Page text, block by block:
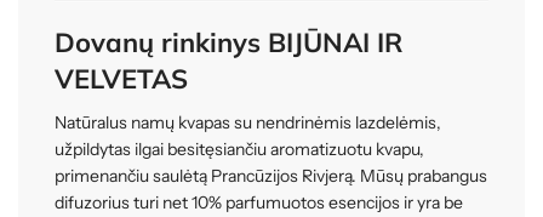
Dovanų rinkinys BIJŪNAI IR
VELVETAS
Natūralus namų kvapas su nendrinėmis lazdelėmis,
užpildytas ilgai besitęsiančiu aromatizuotu kvapu,
primenančiu saulėtą Prancūzijos Rivjerą. Mūsų prabangus
difuzorius turi net 10% parfumuotos esencijos ir yra be